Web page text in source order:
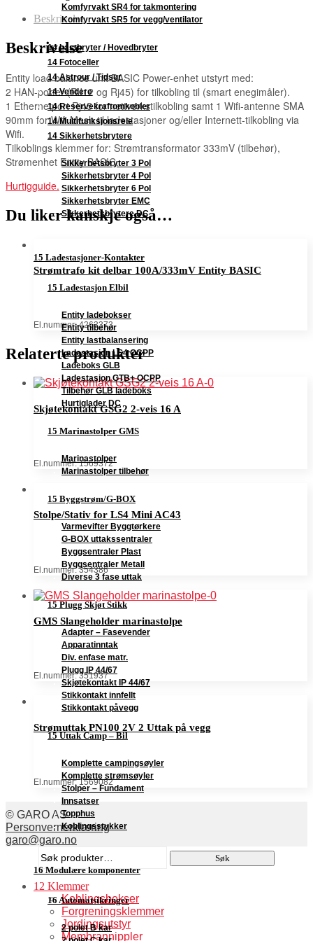
Komfyrvakt SR4 for takmontering
Komfyrvakt SR5 for vegg/ventilator
14 Lastbryter / Hovedbryter
14 Fotoceller
14 Astrour / Tidsur
14 Vendere
14 Reservekraftomkobler
14 Multifunksjonsrele
14 Sikkerhetsbrytere
Sikkerhetsbryter 3 Pol
Sikkerhetsbryter 4 Pol
Sikkerhetsbryter 6 Pol
Sikkerhetsbryter EMC
Sikkerhetsbrytere DC
15 Ladestasjoner-Kontakter
15 Ladestasjon Elbil
Entity ladebokser
Entity tilbehør
Entity lastbalansering
Ladestasjon LS4 OCPP
Ladeboks GLB
Ladestasjon GTB+ OCPP
Tilbehør GLB ladeboks
Hurtiglader DC
15 Marinastolper GMS
Marinastolper
Marinastolper tilbehør
15 Byggstrøm/G-BOX
Varmevifter Byggtørkere
G-BOX uttakssentraler
Byggsentraler Plast
Byggsentraler Metall
Diverse 3 fase uttak
15 Plugg Skjøt Stikk
Adapter – Fasevender
Apparatinntak
Div. enfase matr.
Plugg IP 44/67
Skjøtekontakt IP 44/67
Stikkontakt innfellt
Stikkontakt påvegg
15 Uttak Camp – Bil
Komplette campingsøyler
Komplette strømsøyler
Stolper – Fundament
Innsatser
Topphus
Koblingsstykker
16 Modulære komponenter
16 Automatsikringer
2 polet B kar
Beskrivelse
Beskrivelse
Entity load balance unit BASIC Power-enhet utstyrt med:
2 HAN-porter (RJ12 og Rj45) for tilkobling til (smart enegimåler).
1 Ethernetport Rj45 for nettverkstilkobling samt 1 Wifi-antenne SMA
90mm for Wifi Mesh til ladestasjoner og/eller Internett-tilkobling via
Wifi.
Tilkoblings klemmer for: Strømtransformator 333mV (tilbehør),
Strømenhet Entity BASIC.
Hurtigguide.
Du liker kanskje også…
Strømtrafo kit delbar 100A/333mV Entity BASIC
El.nummer: 4263373
Relaterte produkter
Skjøtekontakt GSG2 2-veis 16 A
El.nummer: 1569372
Stolpe/Stativ for LS4 Mini AC43
El.nummer: 354386
GMS Slangeholder marinastolpe
El.nummer: 351937
Strømuttak PN100 2V 2 Uttak på vegg
El.nummer: 1569082
© GARO AS
Personvernerklæring
garo@garo.no
Søk
etter:
Søk
12 Klemmer
Koblingsbokser
Forgreningsklemmer
Jordingsutstyr
Membrannippler